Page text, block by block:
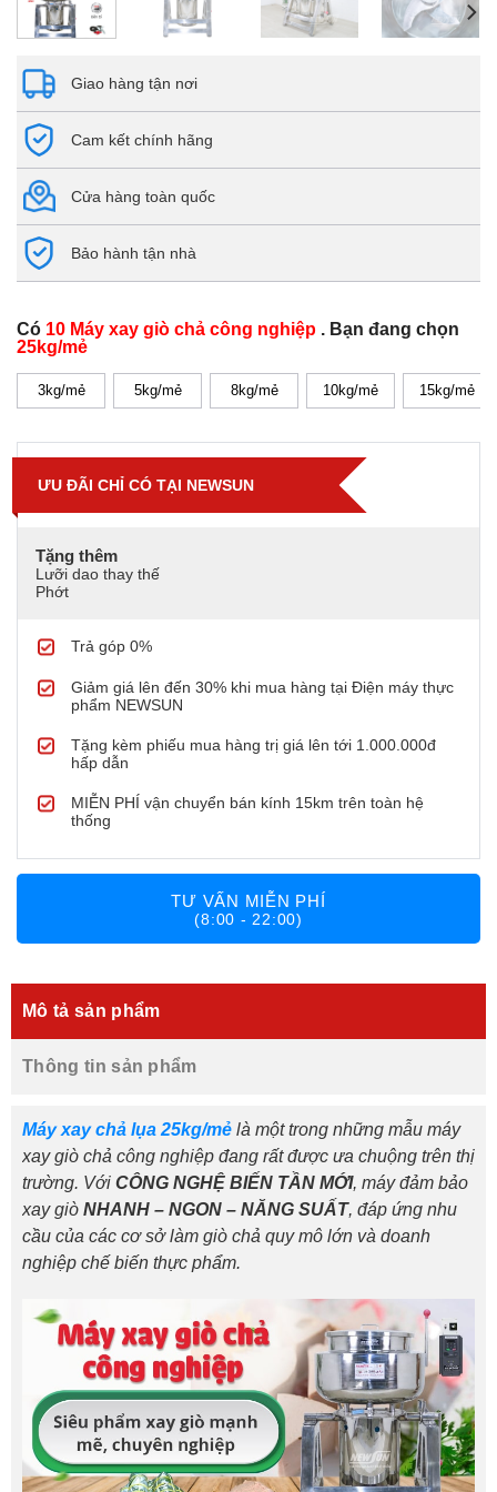
Giao hàng tận nơi
Cam kết chính hãng
Cửa hàng toàn quốc
Bảo hành tận nhà
Có 10 Máy xay giò chả công nghiệp . Bạn đang chọn
25kg/mẻ
3kg/mẻ 5kg/mẻ 8kg/mẻ 10kg/mẻ 15kg/mẻ
ƯU ĐÃI CHỈ CÓ TẠI NEWSUN
Tặng thêm
Lưỡi dao thay thế
Phớt
Trả góp 0%
Giảm giá lên đến 30% khi mua hàng tại Điện máy thực
phẩm NEWSUN
Tặng kèm phiếu mua hàng trị giá lên tới 1.000.000đ
hấp dẫn
MIỄN PHÍ vận chuyển bán kính 15km trên toàn hệ
thống
TƯ VẤN MIỄN PHÍ
(8:00 - 22:00)
Mô tả sản phẩm
Thông tin sản phẩm
Máy xay chả lụa 25kg/mẻ là một trong những mẫu máy
xay giò chả công nghiệp đang rất được ưa chuộng trên thị
trường. Với CÔNG NGHỆ BIẾN TẦN MỚI, máy đảm bảo
xay giò NHANH – NGON – NĂNG SUẤT, đáp ứng nhu
cầu của các cơ sở làm giò chả quy mô lớn và doanh
nghiệp chế biến thực phẩm.